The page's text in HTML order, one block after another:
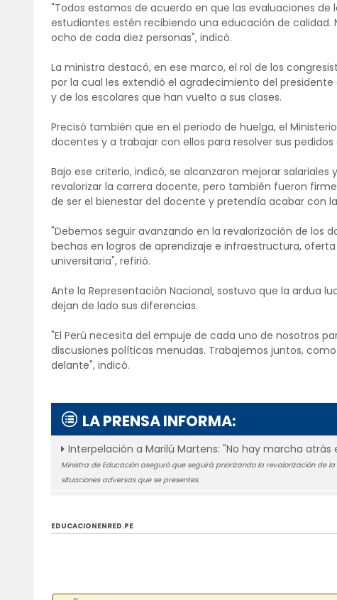
"Todos estamos de acuerdo en que las evaluaciones
estudiantes estén recibiendo una educación de
ocho de cada diez personas", indicó.
La ministra destacó, en ese marco, el rol de los
por la cual les extendió el agradecimiento del
y de los escolares que han vuelto a sus clases.
Precisó también que en el periodo de huelga, el
docentes y a trabajar con ellos para resolver sus
Bajo ese criterio, indicó, se alcanzaron mejorar
revalorizar la carrera docente, pero también fueron
de ser el bienestar del docente y pretendía acabar con
"Debemos seguir avanzando en la revalorización de los
bechas en logros de aprendizaje e infraestructura,
universitaria", refirió.
Ante la Representación Nacional, sostuvo que la ardua
dejan de lado sus diferencias.
"El Perú necesita del empuje de cada uno de nosotros
discusiones políticas menudas. Trabajemos juntos,
delante", indicó.
LA PRENSA INFORMA:
Interpelación a Marilú Martens: "No hay marcha atrás
Ministra de Educación aseguró que seguirá priorizando la revalorización
situaciones adversas que se presentes.
EDUCACIONENRED.PE